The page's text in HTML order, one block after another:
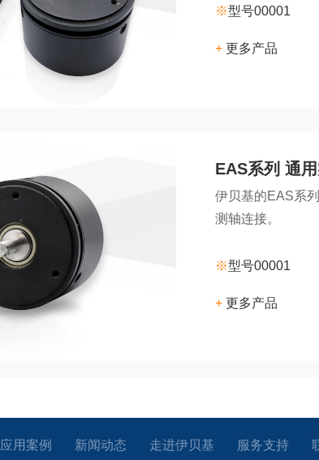
※型号00001
+ 更多产品
EAS系列 通
伊贝基的EAS系
测轴连接。
※型号00001
+ 更多产品
应用案例 新闻动态 走进伊贝基 服务支持